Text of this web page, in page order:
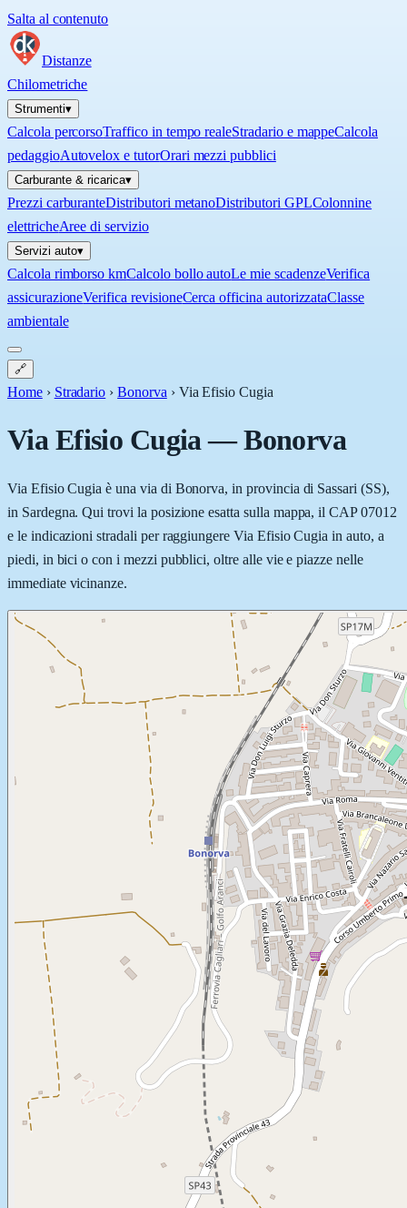
Salta al contenuto
Distanze
Chilometriche
Strumenti▾
Calcola percorsoTraffico in tempo realeStradario e mappeCalcola
pedaggioAutovelox e tutorOrari mezzi pubblici
Carburante & ricarica▾
Prezzi carburanteDistributori metanoDistributori GPLColonnine
elettricheAree di servizio
Servizi auto▾
Calcola rimborso kmCalcolo bollo autoLe mie scadenzeVerifica
assicurazioneVerifica revisioneCerca officina autorizzataClasse
ambientale
🔗
Home › Stradario › Bonorva › Via Efisio Cugia
Via Efisio Cugia—Bonorva
Via Efisio Cugia è una via di Bonorva, in provincia di Sassari (SS),
in Sardegna. Qui trovi la posizione esatta sulla mappa, il CAP 07012
e le indicazioni stradali per raggiungere Via Efisio Cugia in auto, a
piedi, in bici o con i mezzi pubblici, oltre alle vie e piazze nelle
immediate vicinanze.